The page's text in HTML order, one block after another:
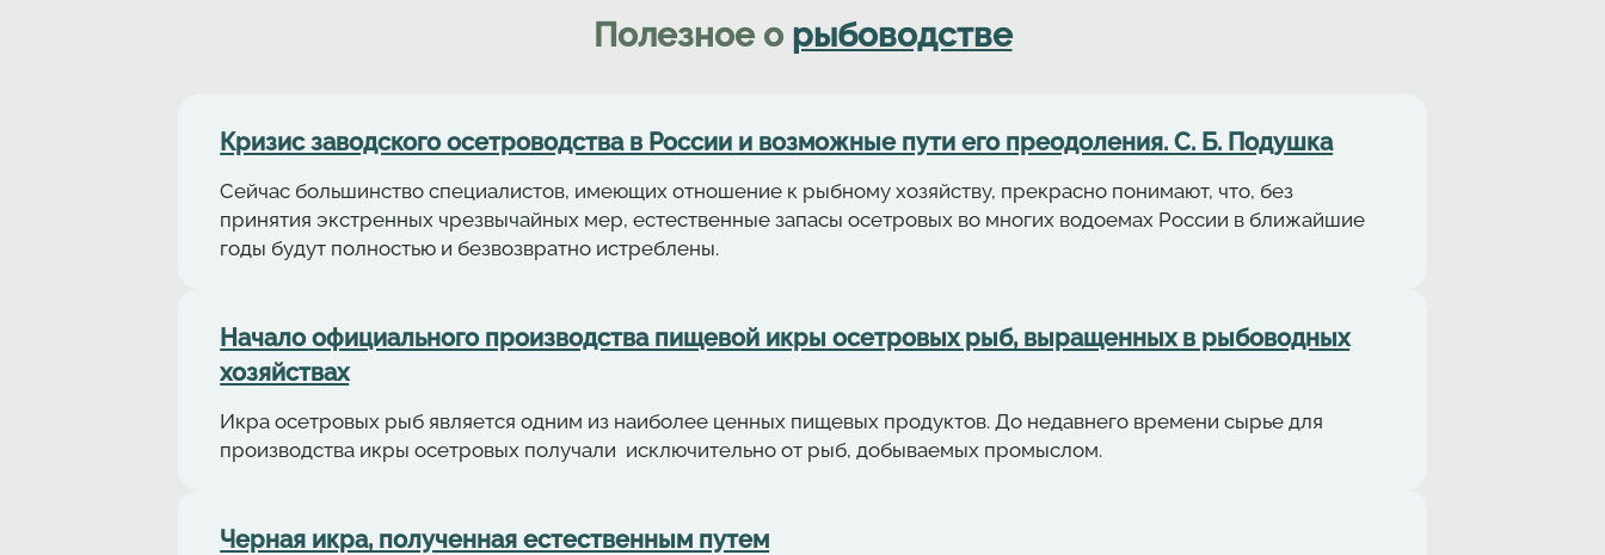
Полезное о рыбоводстве
Кризис заводского осетроводства в России и возможные пути его преодоления. С. Б. Подушка
Сейчас большинство специалистов, имеющих отношение к рыбному хозяйству, прекрасно понимают, что, без
принятия экстренных чрезвычайных мер, естественные запасы осетровых во многих водоемах России в ближайшие
годы будут полностью и безвозвратно истреблены.
Начало официального производства пищевой икры осетровых рыб, выращенных в рыбоводных
хозяйствах
Икра осетровых рыб является одним из наиболее ценных пищевых продуктов. До недавнего времени сырье для
производства икры осетровых получали исключительно от рыб, добываемых промыслом.
Черная икра, полученная естественным путем